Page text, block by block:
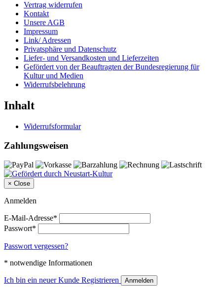
Vertrag widerrufen
Kontakt
Unsere AGB
Impressum
Link/ Adressen
Privatsphäre und Datenschutz
Liefer- und Versandkosten und Lieferzeiten
Gefördert von der Beauftragten der Bundesregierung für
Kultur und Medien
Widerrufsbelehrung
Inhalt
Widerrufsformular
Zahlungsweisen
× Close
Anmelden
E-Mail-Adresse*
Passwort*
Passwort vergessen?
* notwendige Informationen
Ich bin ein neuer Kunde Registrieren Anmelden